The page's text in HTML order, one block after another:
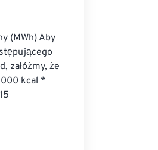
(MWh) Aby
załóżmy, że
kcal *